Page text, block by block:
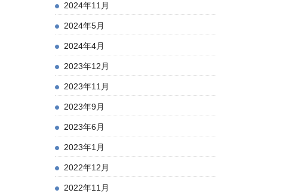
2024年11月
2024年5月
2024年4月
2023年12月
2023年11月
2023年9月
2023年6月
2023年1月
2022年12月
2022年11月